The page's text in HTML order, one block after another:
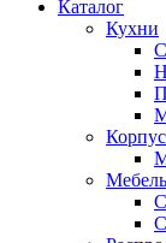
Каталог
Кухни